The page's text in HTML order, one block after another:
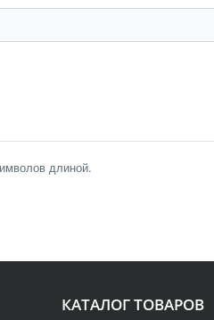
длиной.
КАТАЛОГ ТОВАРОВ